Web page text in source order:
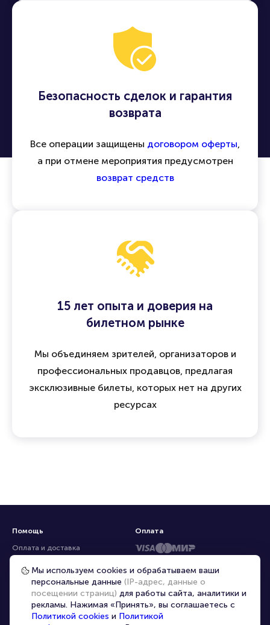
Безопасность сделок и гарантия
возврата
Все операции защищены договором оферты,
а при отмене мероприятия предусмотрен
возврат средств
15 лет опыта и доверия на
билетном рынке
Мы объединяем зрителей, организаторов и
профессиональных продавцов, предлагая
эксклюзивные билеты, которых нет на других
ресурсах
Помощь
Оплата и доставка
Частые вопросы
Перепродажа билетов
Организаторам
Корпоративным клиентам
Оплата
Мы используем cookies и обрабатываем ваши
персональные данные (IP-адрес, данные о
посещении страниц) для работы сайта, аналитики и
рекламы. Нажимая «Принять», вы соглашаетесь с
Политикой cookies и Политикой